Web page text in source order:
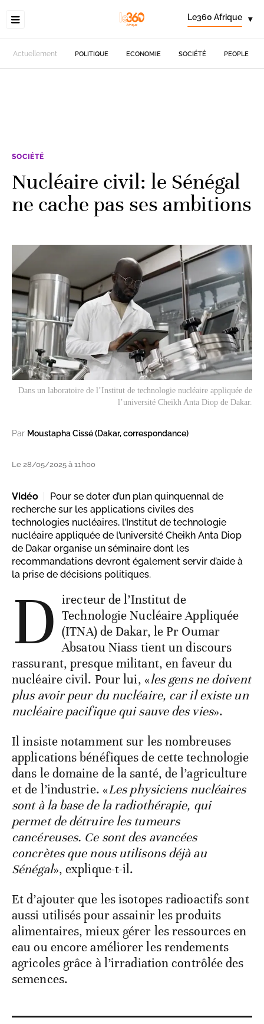
Le360 Afrique ▾
Actuellement POLITIQUE ECONOMIE SOCIÉTÉ PEOPLE
SOCIÉTÉ
Nucléaire civil: le Sénégal
ne cache pas ses ambitions
Dans un laboratoire de l’Institut de technologie nucléaire appliquée de
l’université Cheikh Anta Diop de Dakar.
Par Moustapha Cissé (Dakar, correspondance)
Le 28/05/2025 à 11h00
Vidéo
Pour se doter d’un plan quinquennal de
recherche sur les applications civiles des
technologies nucléaires, l’Institut de technologie
nucléaire appliquée de l’université Cheikh Anta Diop
de Dakar organise un séminaire dont les
recommandations devront également servir d’aide à
la prise de décisions politiques.
D irecteur de l’Institut de
Technologie Nucléaire Appliquée
(ITNA) de Dakar, le Pr Oumar
Absatou Niass tient un discours
rassurant, presque militant, en faveur du
nucléaire civil. Pour lui, «les gens ne doivent
plus avoir peur du nucléaire, car il existe un
nucléaire pacifique qui sauve des vies».
Il insiste notamment sur les nombreuses
applications bénéfiques de cette technologie
dans le domaine de la santé, de l’agriculture
et de l’industrie. «Les physiciens nucléaires
sont à la base de la radiothérapie, qui
permet de détruire les tumeurs
cancéreuses. Ce sont des avancées
concrètes que nous utilisons déjà au
Sénégal», explique-t-il.
Et d’ajouter que les isotopes radioactifs sont
aussi utilisés pour assainir les produits
alimentaires, mieux gérer les ressources en
eau ou encore améliorer les rendements
agricoles grâce à l’irradiation contrôlée des
semences.